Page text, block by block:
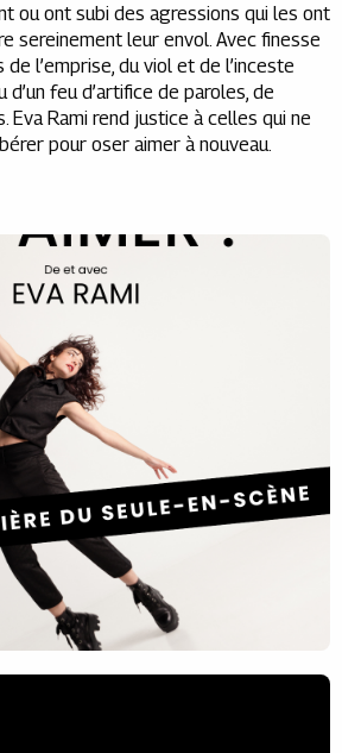
ou ont subi des agressions qui les ont
sereinement leur envol. Avec finesse
l’emprise, du viol et de l’inceste
feu d’artifice de paroles, de
Eva Rami rend justice à celles qui ne
pour oser aimer à nouveau.